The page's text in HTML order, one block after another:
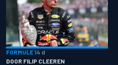
FORMULE 14 d
DOOR FILIP CLEEREN